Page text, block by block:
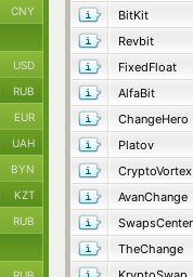
BitKit
Revbit
FixedFloat
AlfaBit
ChangeHero
Platov
CryptoVortex
AvanChange
SwapsCenter
TheChange
CNY
USD
RUB
EUR
UAH
BYN
KZT
RUB